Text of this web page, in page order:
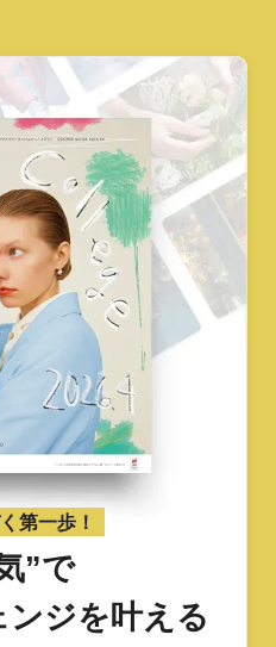
第一歩！
”で
ジを叶える